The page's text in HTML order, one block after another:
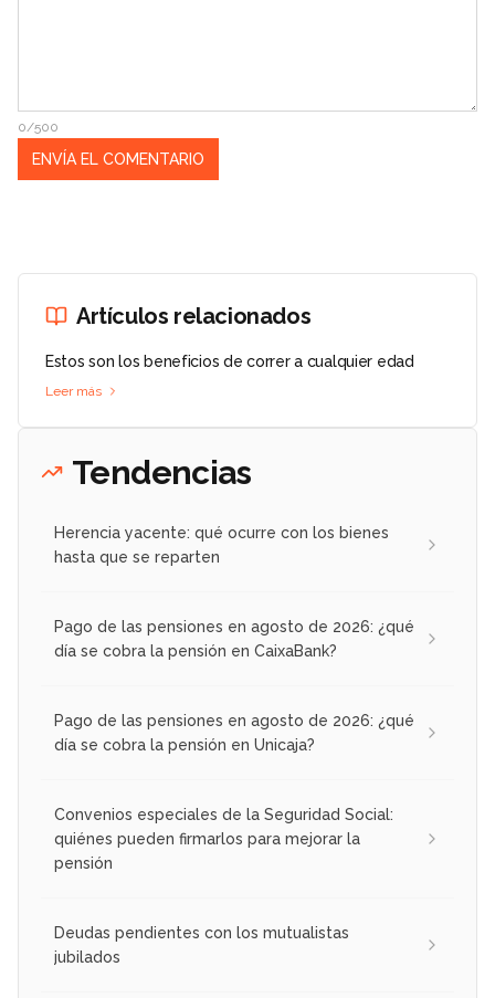
0/500
Artículos relacionados
Estos son los beneficios de correr a cualquier edad
Leer más
Tendencias
Herencia yacente: qué ocurre con los bienes
hasta que se reparten
Pago de las pensiones en agosto de 2026: ¿qué
día se cobra la pensión en CaixaBank?
Pago de las pensiones en agosto de 2026: ¿qué
día se cobra la pensión en Unicaja?
Convenios especiales de la Seguridad Social:
quiénes pueden firmarlos para mejorar la
pensión
Deudas pendientes con los mutualistas
jubilados